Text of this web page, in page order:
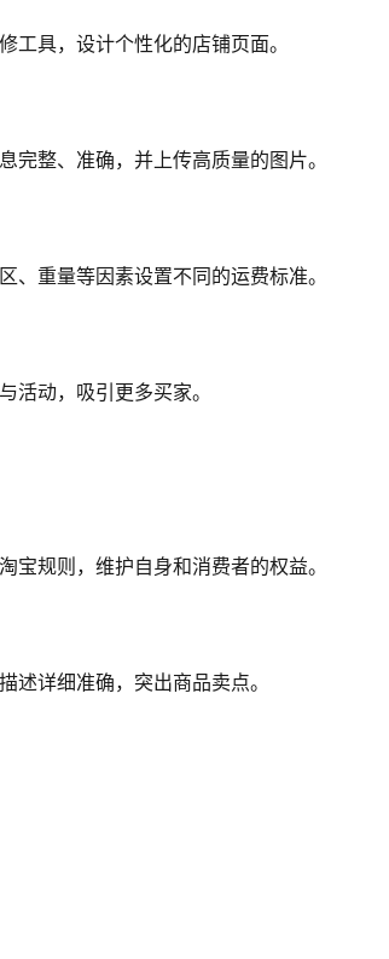
工具，设计个性化的店铺页面。
整、准确，并上传高质量的图片。
重量等因素设置不同的运费标准。
活动，吸引更多买家。
规则，维护自身和消费者的权益。
述详细准确，突出商品卖点。